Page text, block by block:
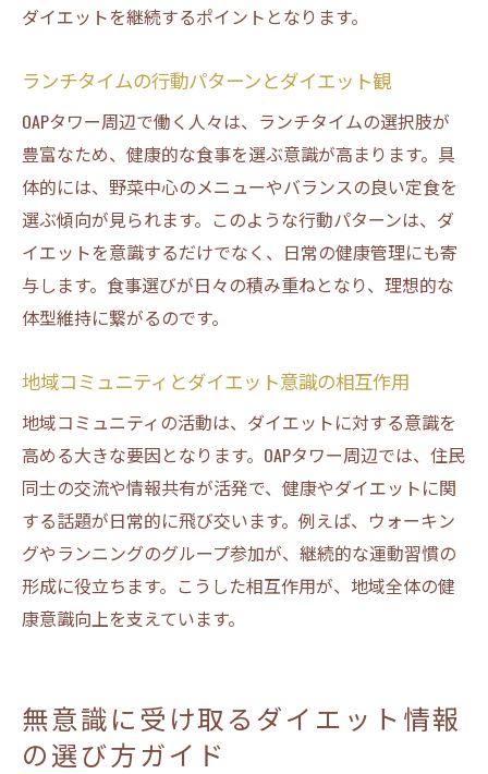
ダイエットを継続するポイントとなります。
ランチタイムの行動パターンとダイエット観
OAPタワー周辺で働く人々は、ランチタイムの選択肢が
豊富なため、健康的な食事を選ぶ意識が高まります。具
体的には、野菜中心のメニューやバランスの良い定食を
選ぶ傾向が見られます。このような行動パターンは、ダ
イエットを意識するだけでなく、日常の健康管理にも寄
与します。食事選びが日々の積み重ねとなり、理想的な
体型維持に繋がるのです。
地域コミュニティとダイエット意識の相互作用
地域コミュニティの活動は、ダイエットに対する意識を
高める大きな要因となります。OAPタワー周辺では、住民
同士の交流や情報共有が活発で、健康やダイエットに関
する話題が日常的に飛び交います。例えば、ウォーキン
グやランニングのグループ参加が、継続的な運動習慣の
形成に役立ちます。こうした相互作用が、地域全体の健
康意識向上を支えています。
無意識に受け取るダイエット情報
の選び方ガイド